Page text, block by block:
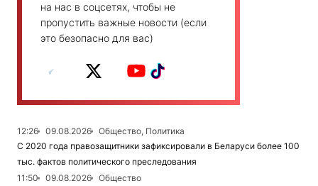
на нас в соцсетях, чтобы не
пропустить важные новости (если
это безопасно для вас)
12:26 09.08.2026
Общество, Политика
С 2020 года правозащитники зафиксировали в Беларуси более 100
тыс. фактов политического преследования
11:50
09.08.2026
Общество